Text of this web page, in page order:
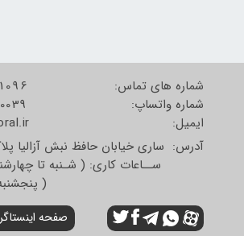
شماره های تماس:
شماره واتساپ:
​​​​​​​ایمیل:
آدرس: ساری خیابان حافظ نبش آزالیا پلاک 20
ســاعات کاری: ( شـنبه تا چهارشنبه 8 الی
( پنجشنبه 8 الی 12:30
صفحه